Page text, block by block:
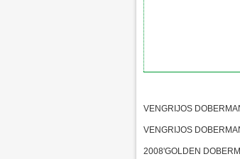
VENGRIJOS
VENGRIJOS
2008'GOLDEN